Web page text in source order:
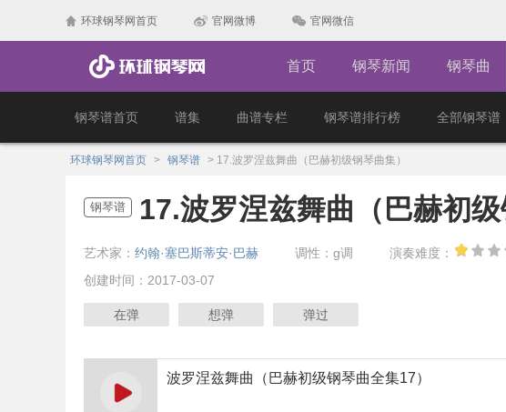
环球钢琴网首页 官网微博 官网微信
首页 钢琴新闻 钢琴曲
钢琴谱首页 谱集 曲谱专栏 钢琴谱排行榜 全部钢琴谱
环球钢琴网首页 > 钢琴谱 > 17.波罗涅兹舞曲（巴赫初级钢琴曲集）
钢琴谱 17.波罗涅兹舞曲（巴赫初级
艺术家： 约翰·塞巴斯蒂安·巴赫 调性：g调
演奏难度：
创建时间：2017-03-07
在弹 想弹 弹过
波罗涅兹舞曲（巴赫初级钢琴曲全集17）